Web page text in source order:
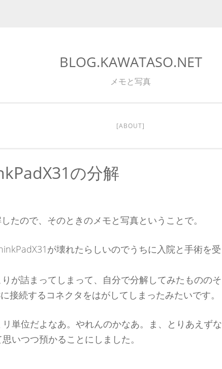
BLOG.KAWATASO.NET
メモと写真
[ABOUT]
の分解
たので、そのときのメモと写真ということで。
が壊れたらしいのでうちに入院と手術を受
が詰まってしまって、自分で分解してみたもののそ
接続するコネクタをはがしてしまったみたいです。
単位だよなあ。やれんのかなあ。ま、とりあえずな
いつつ預かることにしました。